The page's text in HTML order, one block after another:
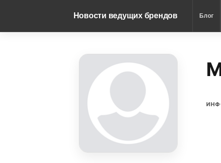
Новости ведущих брендов Блог